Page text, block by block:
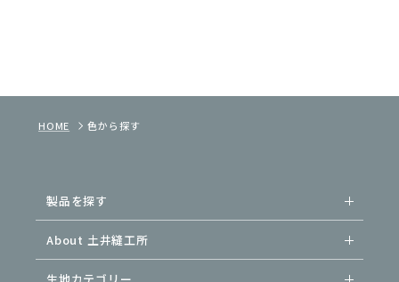
HOME 色から探す
製品を探す
About 土井縫工所